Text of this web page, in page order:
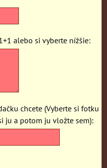
alebo si vyberte nížšie:
chcete (Vyberte si fotku
ju a potom ju vložte sem):